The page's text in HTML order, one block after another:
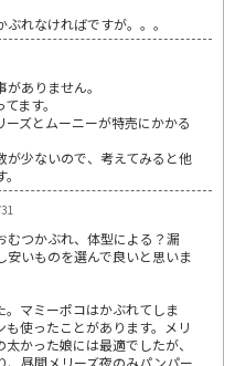
れなければですが。。。
ありません。
ます。
ズとムーニーが特売にかかる
が少ないので、考えてみると他
むつかぶれ、体型による？漏
いものを選んで良いと思いま
マミーポコはかぶれてしま
使ったことがあります。メリ
かった娘には最適でしたが、
昼間メリーズ夜のみパンパー